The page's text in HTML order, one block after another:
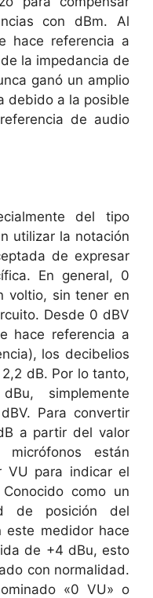
con dBm. Al
hace referencia a
la impedancia de
ganó un amplio
debido a la posible
de audio
del tipo
utilizar la notación
de expresar
En general, 0
voltio, sin tener en
Desde 0 dBV
hace referencia a
los decibelios
dB. Por lo tanto,
simplemente
Para convertir
a partir del valor
están
VU para indicar el
como un
de posición del
este medidor hace
de +4 dBu, esto
con normalidad.
«0 VU» o